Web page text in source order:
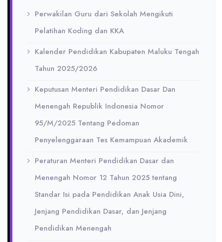
Perwakilan Guru dari Sekolah Mengikuti
Pelatihan Koding dan KKA
Kalender Pendidikan Kabupaten Maluku Tengah
Tahun 2025/2026
Keputusan Menteri Pendidikan Dasar Dan
Menengah Republik Indonesia Nomor
95/M/2025 Tentang Pedoman
Penyelenggaraan Tes Kemampuan Akademik
Peraturan Menteri Pendidikan Dasar dan
Menengah Nomor 12 Tahun 2025 tentang
Standar Isi pada Pendidikan Anak Usia Dini,
Jenjang Pendidikan Dasar, dan Jenjang
Pendidikan Menengah